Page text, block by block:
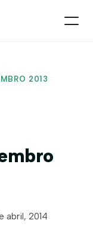
2013
abril, 2014